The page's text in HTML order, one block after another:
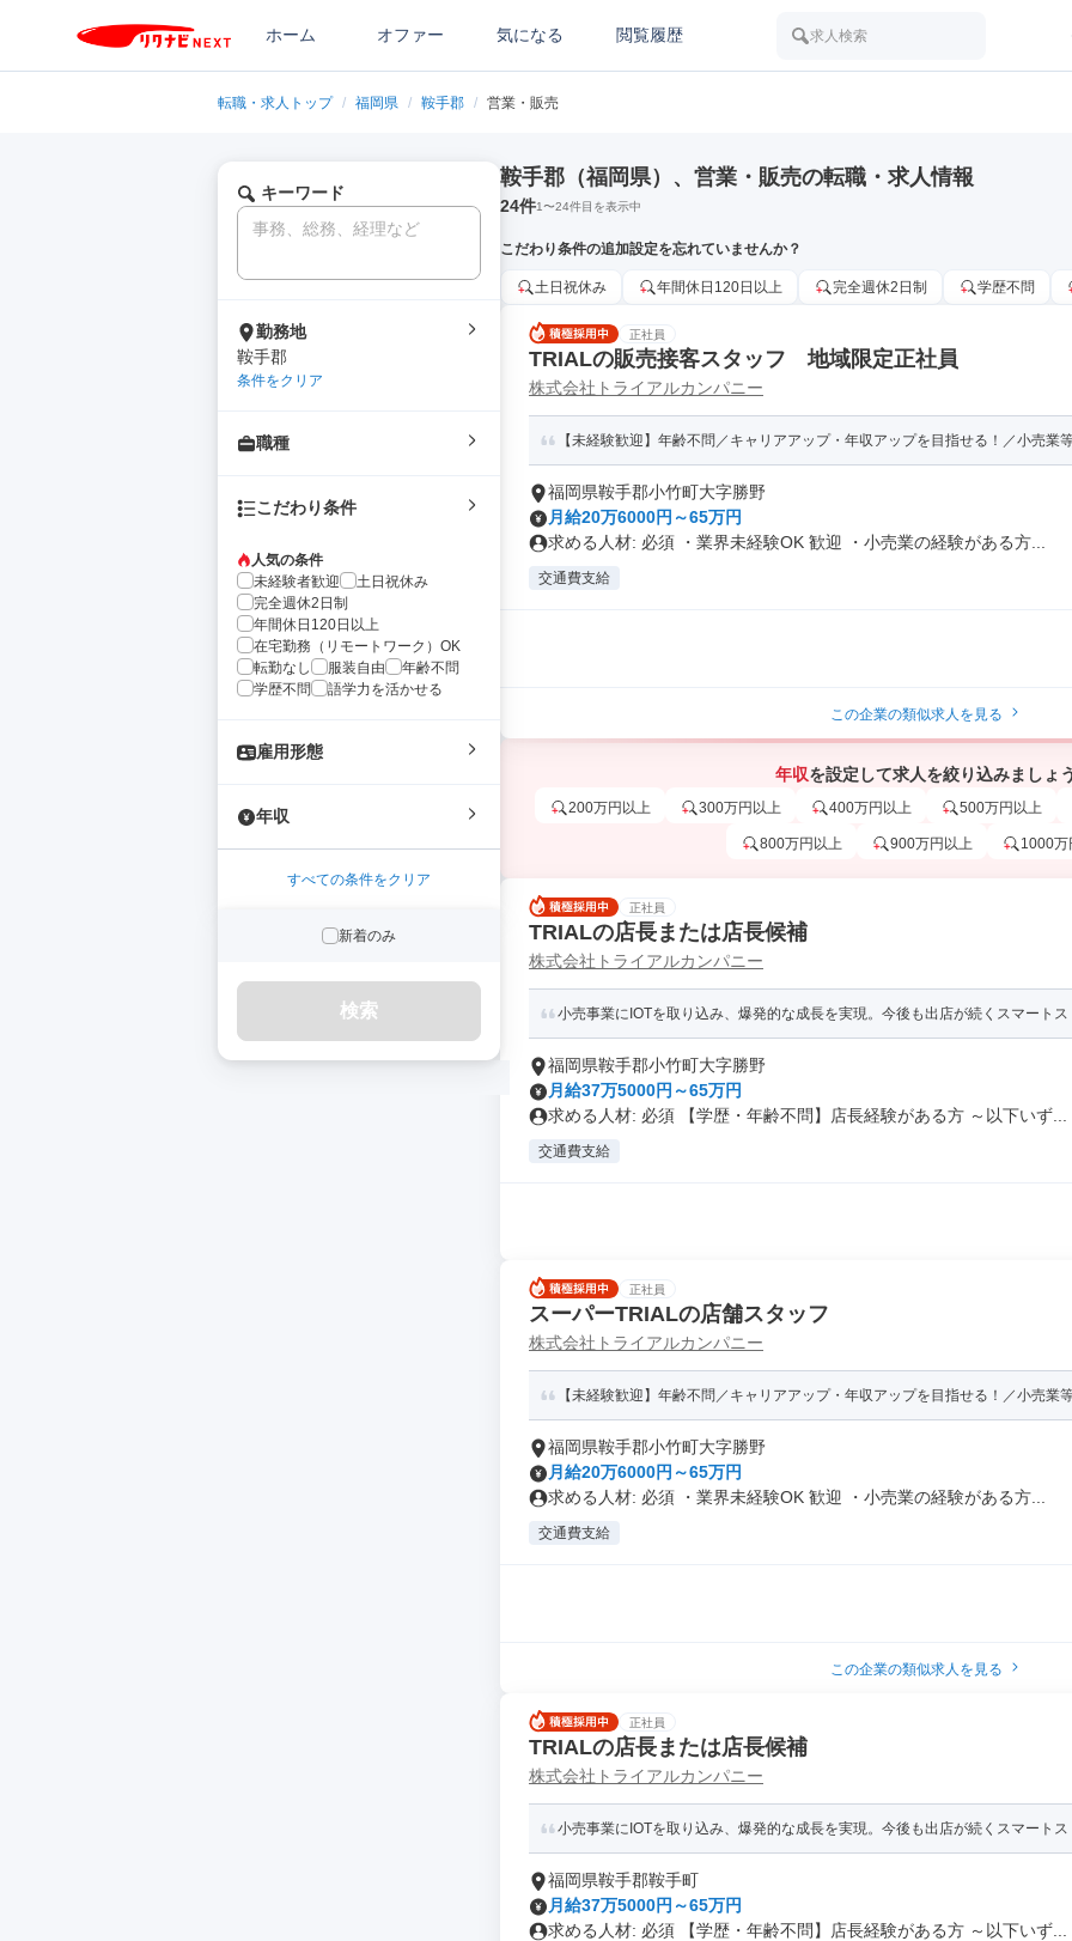
ホーム オファー 気になる 閲覧履歴 求人検索
転職・求人トップ / 福岡県 / 鞍手郡 / 営業・販売
キーワード
勤務地
鞍手郡
条件をクリア
職種
こだわり条件
人気の条件
未経験者歓迎
土日祝休み
完全週休2日制
年間休日120日以上
在宅勤務（リモートワーク）OK
転勤なし
服装自由
年齢不問
学歴不問
語学力を活かせる
雇用形態
年収
すべての条件をクリア
新着のみ
検索
鞍手郡（福岡県）、営業・販売の転職・求人情報
24件1〜24件目を表示中
こだわり条件の追加設定を忘れていませんか？
土日祝休み 年間休日120日以上 完全週休2日制 学歴不問
正社員
TRIALの販売接客スタッフ 地域限定正社員
株式会社トライアルカンパニー
【未経験歓迎】年齢不問／キャリアアップ・年収アップを目指せる！／小売業
福岡県鞍手郡小竹町大字勝野
月給20万6000円～65万円
求める人材: 必須 ・業界未経験OK 歓迎 ・小売業の経験がある方...
交通費支給
この企業の類似求人を見る
年収を設定して求人を絞り込みましょ
200万円以上 300万円以上 400万円以上 500万円以上
800万円以上 900万円以上 1000万
正社員
TRIALの店長または店長候補
株式会社トライアルカンパニー
小売事業にIOTを取り込み、爆発的な成長を実現。今後も出店が続くスマート
福岡県鞍手郡小竹町大字勝野
月給37万5000円～65万円
求める人材: 必須 【学歴・年齢不問】店長経験がある方 ～以下いず...
交通費支給
正社員
スーパーTRIALの店舗スタッフ
株式会社トライアルカンパニー
【未経験歓迎】年齢不問／キャリアアップ・年収アップを目指せる！／小売業
福岡県鞍手郡小竹町大字勝野
月給20万6000円～65万円
求める人材: 必須 ・業界未経験OK 歓迎 ・小売業の経験がある方...
交通費支給
この企業の類似求人を見る
正社員
TRIALの店長または店長候補
株式会社トライアルカンパニー
小売事業にIOTを取り込み、爆発的な成長を実現。今後も出店が続くスマート
福岡県鞍手郡鞍手町
月給37万5000円～65万円
求める人材: 必須 【学歴・年齢不問】店長経験がある方 ～以下いず...